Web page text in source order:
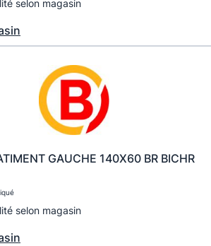
selon magasin
GAUCHE 140X60 BR BICHR
selon magasin